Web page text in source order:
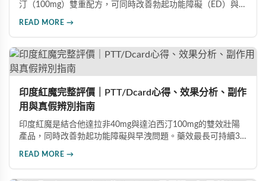
汀（100mg）雙重配方，可同時改善勃起功能障礙（ED）與早
高的男性保健品選擇。
READ MORE →
印度紅魔完整評價｜PTT/Dcard心得、效果分析、副作
用與真假辨別指南
印度紅魔是結合他達拉非40mg與達泊西汀100mg的雙效壯陽
產品，同時改善勃起功能障礙與早洩問題。藥效最長可持續36
READ MORE →